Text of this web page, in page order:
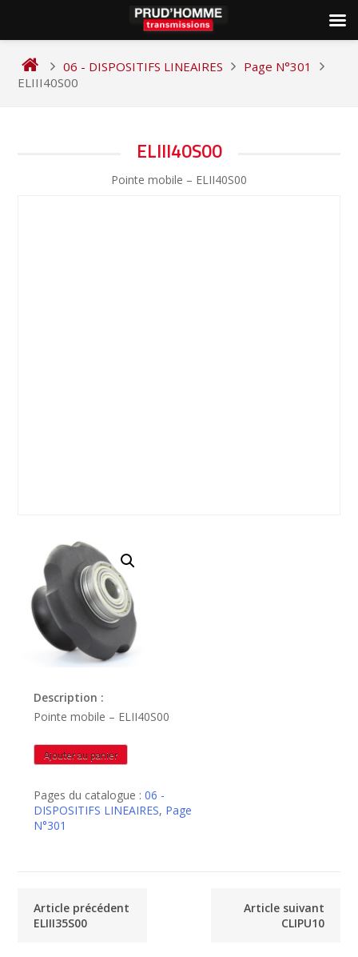
content
06 - DISPOSITIFS LINEAIRES
Page N°301
ELIII40S00
ELIII40S00
Pointe mobile – ELII40S00
Description :
Pointe mobile – ELII40S00
quantité
de
Ajouter au panier
Pages du catalogue :06 -
DISPOSITIFS LINEAIRES, Page
N°301
Article précédent
ELIII35S00
Article suivant
CLIPU10